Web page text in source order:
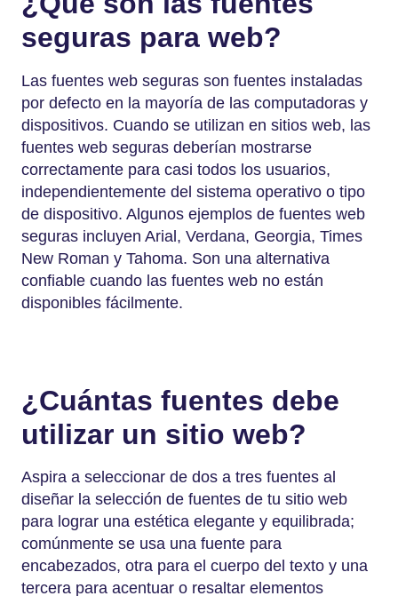
seguras para web?
Las fuentes web seguras son fuentes instaladas
por defecto en la mayoría de las computadoras y
dispositivos. Cuando se utilizan en sitios web, las
fuentes web seguras deberían mostrarse
correctamente para casi todos los usuarios,
independientemente del sistema operativo o tipo
de dispositivo. Algunos ejemplos de fuentes web
seguras incluyen Arial, Verdana, Georgia, Times
New Roman y Tahoma. Son una alternativa
confiable cuando las fuentes web no están
disponibles fácilmente.
¿Cuántas fuentes debe
utilizar un sitio web?
Aspira a seleccionar de dos a tres fuentes al
diseñar la selección de fuentes de tu sitio web
para lograr una estética elegante y equilibrada;
comúnmente se usa una fuente para
encabezados, otra para el cuerpo del texto y una
tercera para acentuar o resaltar elementos